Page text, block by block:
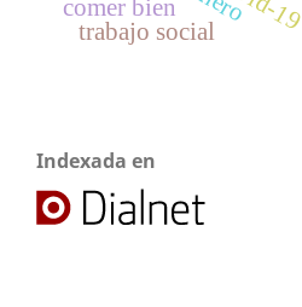
trabajo social
comer bien
Indexada en